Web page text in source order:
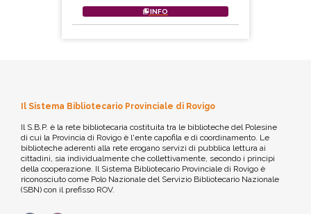
INFO
Il Sistema Bibliotecario Provinciale di Rovigo
Il S.B.P. è la rete bibliotecaria costituita tra le biblioteche del Polesine
di cui la Provincia di Rovigo è l'ente capofila e di coordinamento. Le
biblioteche aderenti alla rete erogano servizi di pubblica lettura ai
cittadini, sia individualmente che collettivamente, secondo i principi
della cooperazione. Il Sistema Bibliotecario Provinciale di Rovigo è
riconosciuto come Polo Nazionale del Servizio Bibliotecario Nazionale
(SBN) con il prefisso ROV.